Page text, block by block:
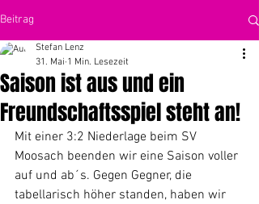
Beitrag
Saison ist aus und ein
Freundschaftsspiel steht an!
Stefan Lenz
31. Mai 1 Min. Lesezeit
Mit einer 3:2 Niederlage beim SV
Moosach beenden wir eine Saison voller
auf und ab´s. Gegen Gegner, die
tabellarisch höher standen, haben wir